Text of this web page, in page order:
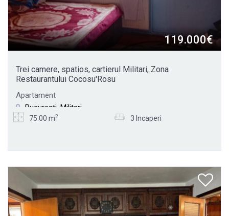
119.000€
Trei camere, spatios, cartierul Militari, Zona
Restaurantului Cocosu'Rosu
Apartament
Bucuresti, Militari
75.00 m2 3 Incaperi